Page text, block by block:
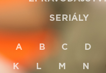
SERIÁLY
A B C D
K L M N